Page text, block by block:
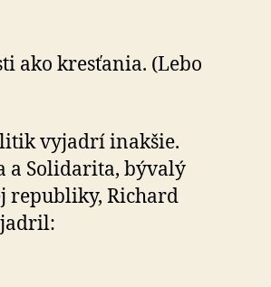
ako kresťania. (Lebo
vyjadrí inakšie.
a Solidarita, bývalý
republiky, Richard